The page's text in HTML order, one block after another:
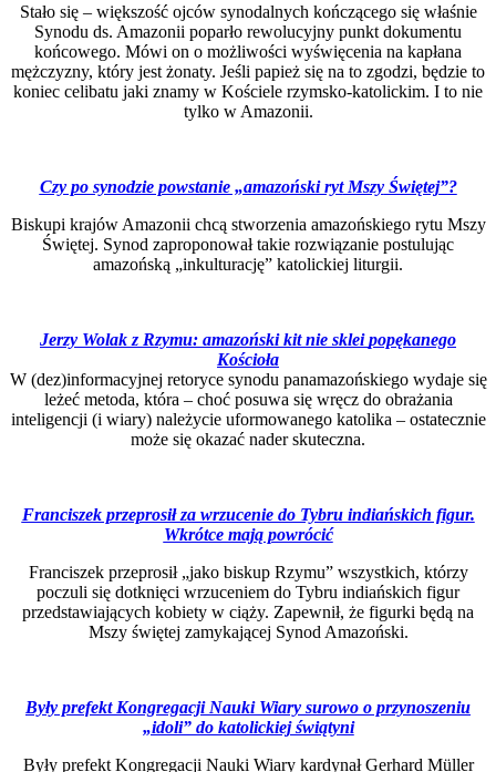
Stało się – większość ojców synodalnych kończącego się właśnie
Synodu ds. Amazonii poparło rewolucyjny punkt dokumentu
końcowego. Mówi on o możliwości wyświęcenia na kapłana
mężczyzny, który jest żonaty. Jeśli papież się na to zgodzi, będzie to
koniec celibatu jaki znamy w Kościele rzymsko-katolickim. I to nie
tylko w Amazonii.
Czy po synodzie powstanie „amazoński rytMszyŚwiętej”?
Biskupi krajów Amazonii chcą stworzenia amazońskiego rytu Mszy
Świętej. Synod zaproponował takie rozwiązanie postulując
amazońską „inkulturację” katolickiej liturgii.
Jerzy Wolak z Rzymu: amazoński kit nie skleipopękanego
Kościoła
W (dez)informacyjnej retoryce synodu panamazońskiego wydaje się
leżeć metoda, która – choć posuwa się wręcz do obrażania
inteligencji (i wiary) należycie uformowanego katolika – ostatecznie
może się okazać nader skuteczna.
Franciszek przeprosił za wrzucenie do Tybru indiańskich figur.
Wkrótce mają powrócić
Franciszek przeprosił „jako biskup Rzymu” wszystkich, którzy
poczuli się dotknięci wrzuceniem do Tybru indiańskich figur
przedstawiających kobiety w ciąży. Zapewnił, że figurki będą na
Mszy świętej zamykającej Synod Amazoński.
Były prefekt Kongregacji Nauki Wiary surowo o przynoszeniu
„idoli” do katolickiej świątyni
Były prefekt Kongregacji Nauki Wiary kardynał Gerhard Müller